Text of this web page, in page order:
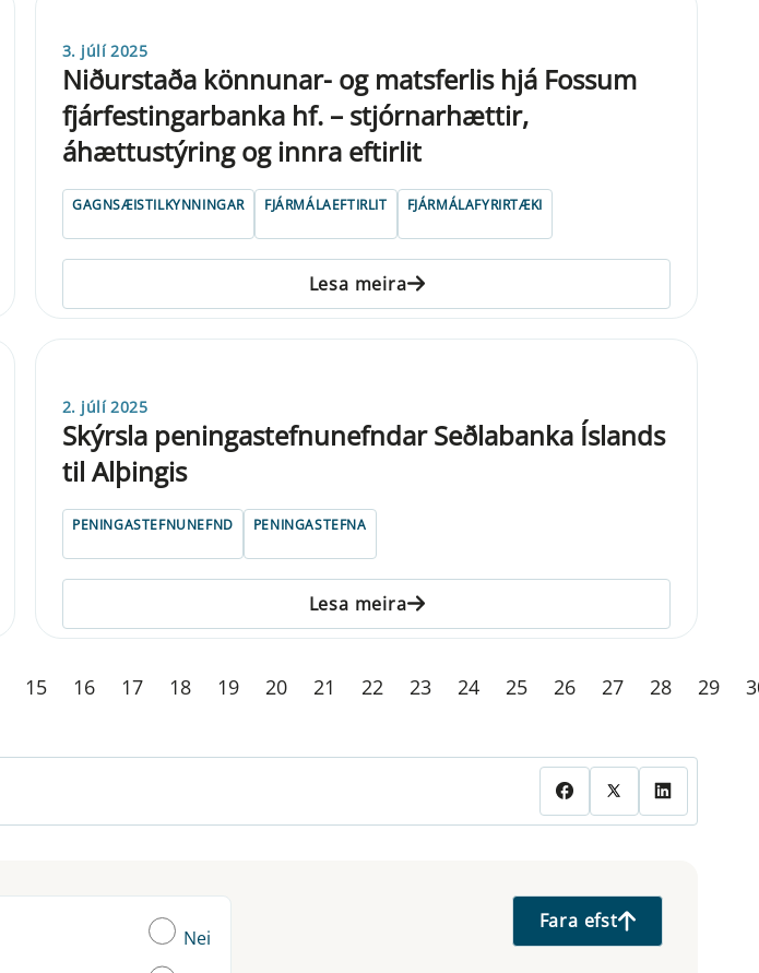
3. júlí 2025
Niðurstaða könnunar- og matsferlis hjá Fossum
fjárfestingarbanka hf. – stjórnarhættir,
áhættustýring og innra eftirlit
GAGNSÆISTILKYNNINGAR FJÁRMÁLAEFTIRLIT FJÁRMÁLAFYRIRTÆKI
Lesa meira
2. júlí 2025
Skýrsla pen­inga­stefnu­nefnd­ar Seðlabanka Íslands
til Alþing­is
PENINGASTEFNUNEFND PENINGASTEFNA
Lesa meira
15 16 17 18 19 20 21 22 23 24 25 26 27 28 29
Nei
Fara efst